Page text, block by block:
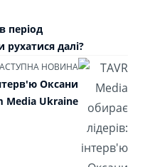
період
рухатися далі?
НОВИНА
Оксани
Media Ukraine